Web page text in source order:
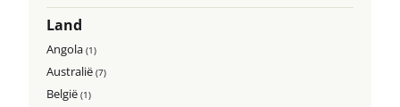
Land
Angola(1)
Australië(7)
België(1)